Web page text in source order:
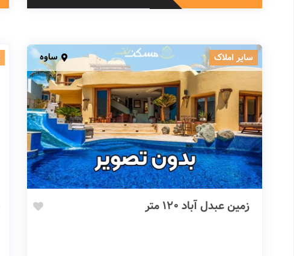
سایر املاک ساوه
زمین عبدل آباد 120 متر